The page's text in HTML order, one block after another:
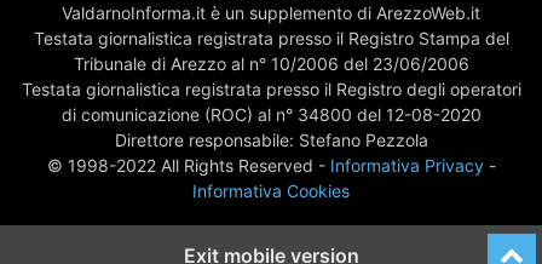
ValdarnoInforma.it è un supplemento di ArezzoWeb.it
Testata giornalistica registrata presso il Registro Stampa del
Tribunale di Arezzo al n° 10/2006 del 23/06/2006
Testata giornalistica registrata presso il Registro degli operatori
di comunicazione (ROC) al n° 34800 del 12-08-2020
Direttore responsabile: Stefano Pezzola
© 1998-2022 All Rights Reserved - Informativa Privacy-
Informativa Cookies
Exit mobile version